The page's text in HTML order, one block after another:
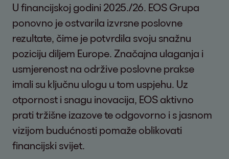
U financijskoj godini 2025./26. EOS Grupa
ponovno je ostvarila izvrsne poslovne
rezultate, čime je potvrdila svoju snažnu
poziciju diljem Europe. Značajna ulaganja i
usmjerenost na održive poslovne prakse
imali su ključnu ulogu u tom uspjehu. Uz
otpornost i snagu inovacija, EOS aktivno
prati tržišne izazove te odgovorno i s jasnom
vizijom budućnosti pomaže oblikovati
financijski svijet.